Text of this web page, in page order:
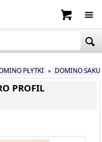
PŁYTKI » DOMINO
PROFIL